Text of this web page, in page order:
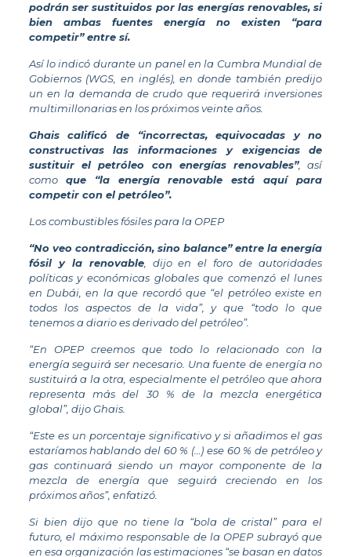
podrán ser sustituidos por las energías renovables, si
bien ambas fuentes energía no existen “para
competir” entre sí.
Así lo indicó durante un panel en la Cumbra Mundial de
Gobiernos (WGS, en inglés), en donde también predijo
un en la demanda de crudo que requerirá inversiones
multimillonarias en los próximos veinte años.
Ghais calificó de “incorrectas, equivocadas y no
constructivas las informaciones y exigencias de
sustituir el petróleo con energías renovables”, así
como que “la energía renovable está aquí para
competir con el petróleo”.
Los combustibles fósiles para la OPEP
“No veo contradicción, sino balance” entre la energía
fósil y la renovable, dijo en el foro de autoridades
políticas y económicas globales que comenzó el lunes
en Dubái, en la que recordó que “el petróleo existe en
todos los aspectos de la vida”, y que “todo lo que
tenemos a diario es derivado del petróleo”.
“En OPEP creemos que todo lo relacionado con la
energía seguirá ser necesario. Una fuente de energía no
sustituirá a la otra, especialmente el petróleo que ahora
representa más del 30 % de la mezcla energética
global”, dijo Ghais.
“Este es un porcentaje significativo y si añadimos el gas
estaríamos hablando del 60 % (…) ese 60 % de petróleo y
gas continuará siendo un mayor componente de la
mezcla de energía que seguirá creciendo en los
próximos años”, enfatizó.
Si bien dijo que no tiene la “bola de cristal” para el
futuro, el máximo responsable de la OPEP subrayó que
en esa organización las estimaciones “se basan en datos